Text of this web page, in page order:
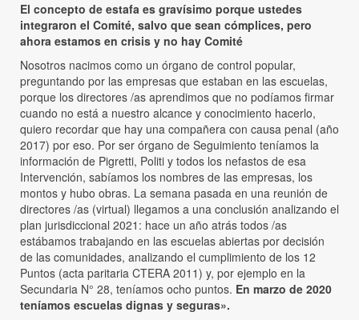
El concepto de estafa es gravísimo porque ustedes
integraron el Comité, salvo que sean cómplices, pero
ahora estamos en crisis y no hay Comité
Nosotros nacimos como un órgano de control popular,
preguntando por las empresas que estaban en las escuelas,
porque los directores /as aprendimos que no podíamos firmar
cuando no está a nuestro alcance y conocimiento hacerlo,
quiero recordar que hay una compañera con causa penal (año
2017) por eso. Por ser órgano de Seguimiento teníamos la
información de Pigretti, Politi y todos los nefastos de esa
Intervención, sabíamos los nombres de las empresas, los
montos y hubo obras. La semana pasada en una reunión de
directores /as (virtual) llegamos a una conclusión analizando el
plan jurisdiccional 2021: hace un año atrás todos /as
estábamos trabajando en las escuelas abiertas por decisión
de las comunidades, analizando el cumplimiento de los 12
Puntos (acta paritaria CTERA 2011) y, por ejemplo en la
Secundaria N° 28, teníamos ocho puntos. En marzo de 2020
teníamos escuelas dignas y seguras».